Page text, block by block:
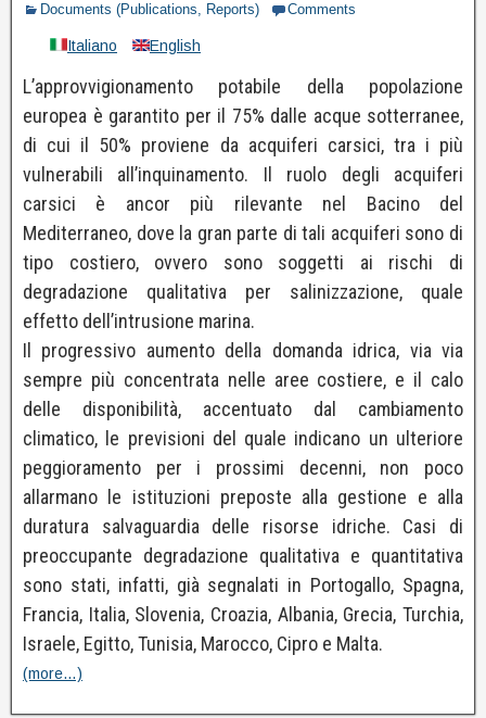
Documents (Publications, Reports)
Comments
Italiano English
L’approvvigionamento potabile della popolazione
europea è garantito per il 75% dalle acque sotterranee,
di cui il 50% proviene da acquiferi carsici, tra i più
vulnerabili all’inquinamento. Il ruolo degli acquiferi
carsici è ancor più rilevante nel Bacino del
Mediterraneo, dove la gran parte di tali acquiferi sono di
tipo costiero, ovvero sono soggetti ai rischi di
degradazione qualitativa per salinizzazione, quale
effetto dell’intrusione marina.
Il progressivo aumento della domanda idrica, via via
sempre più concentrata nelle aree costiere, e il calo
delle disponibilità, accentuato dal cambiamento
climatico, le previsioni del quale indicano un ulteriore
peggioramento per i prossimi decenni, non poco
allarmano le istituzioni preposte alla gestione e alla
duratura salvaguardia delle risorse idriche. Casi di
preoccupante degradazione qualitativa e quantitativa
sono stati, infatti, già segnalati in Portogallo, Spagna,
Francia, Italia, Slovenia, Croazia, Albania, Grecia, Turchia,
Israele, Egitto, Tunisia, Marocco, Cipro e Malta.
(more…)